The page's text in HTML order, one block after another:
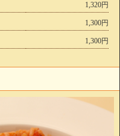
1,320円
1,300円
1,300円